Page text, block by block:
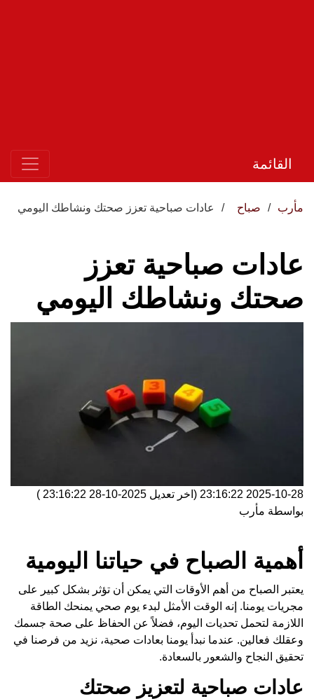
القائمة
مأرب صباح عادات صباحية تعزز صحتك ونشاطك اليومي
عادات صباحية تعزز
صحتك ونشاطك اليومي
2025-10-28 23:16:22 (اخر تعديل 2025-10-28 23:16:22
)
بواسطة مأرب
أهمية الصباح في حياتنا اليومية
يعتبر الصباح من أهم الأوقات التي يمكن أن تؤثر بشكل كبير على
مجريات يومنا. إنه الوقت الأمثل لبدء يوم صحي يمنحك الطاقة
اللازمة لتحمل تحديات اليوم، فضلاً عن الحفاظ على صحة جسمك
وعقلك فعالين. عندما نبدأ يومنا بعادات صحية، نزيد من فرصنا في
تحقيق النجاح والشعور بالسعادة.
عادات صباحية لتعزيز صحتك